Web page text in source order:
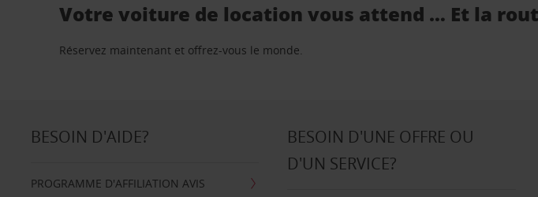
Votre voiture de location vous attend … Et la
Réservez maintenant et offrez-vous le monde.
BESOIN D'AIDE?
PROGRAMME D'AFFILIATION AVIS
BESOIN D'UNE OFFRE OU
D'UN SERVICE?